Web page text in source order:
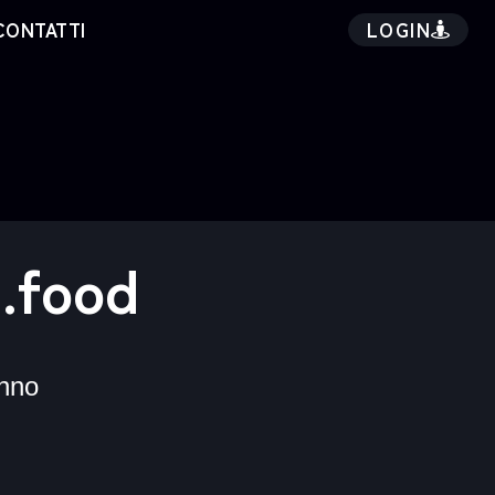
LOGIN